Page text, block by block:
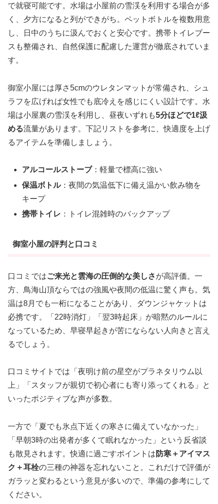
で就寝可能です。水場は小屋前の雪渓を利用する場合が多
く、夕方になると列ができがち。ペットボトルを複数用意
し、日中のうちに汲んでおくと安心です。携帯トイレブー
スも整備され、自然保護に配慮した運営が徹底されていま
す。
御室小屋には厚さ5cmのウレタンマットが常備され、シュ
ラフを広げれば女性でも底冷えを感じにくい設計です。水
場は小屋裏の雪渓を利用し、昼夜いずれも5分ほどで1ℓ汲
める流量があります。下記リストを参考に、快適度を上げ
るアイテムを準備しましょう。
アルコールストーブ：軽量で標高に強い
保温ボトル：夜間の気温低下に備え温かい飲み物を
キープ
携帯トイレ ：トイレ混雑時のバックアップ
御室小屋の評判と口コミ
口コミではご来光と雲海の圧倒的な美しさが高評価。一
方、鳥海山頂ならではの強風や夜間の低温に驚く声も。気
温は8月でも一桁になることがあり、ダウンジャケットは
必携です。「22時消灯」「翌3時起床」が暗黙のルールに
なっているため、早寝早起きが苦にならない人向きと言え
るでしょう。
口コミサイトでは「夜明け前の星空がプラネタリウム以
上」「スタッフが親切で初心者にも寄り添ってくれる」と
いったポジティブな声が多数。
一方で「夏でも氷点下近くの寒さに備えていなかった」
「早朝3時の出発者が多くて眠れなかった」という反省談
も散見されます。快適に過ごすポイントは 防寒＋アイマス
ク＋耳栓の三種の神器を忘れないこと。これだけで評価が
ガラッと変わるという意見が多いので、準備の参考にして
ください。